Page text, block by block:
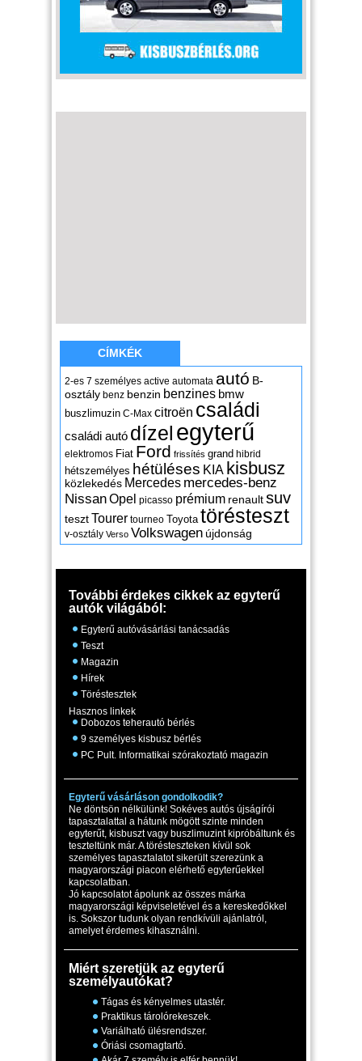
CÍMKÉK
2-es 7 személyes active automata autó B-
osztály benz benzin benzines bmw
buszlimuzin C-Max citroën családi
családi autó dízel egyterű
elektromos Fiat Ford frissítés grand hibrid
hétszemélyes hétüléses KIA kisbusz
közlekedés Mercedes mercedes-benz
NissanOpel picasso prémium renaultsuv
tesztTourer tourneo Toyota törésteszt
v-osztály Verso Volkswagen újdonság
További érdekes cikkek az egyterű
autók világából:
Egyterű autóvásárlási tanácsadás
Teszt
Magazin
Hírek
Töréstesztek
Hasznos linkek
Dobozos teherautó bérlés
9 személyes kisbusz bérlés
PC Pult. Informatikai szórakoztató magazin
Egyterű vásárláson gondolkodik?
Ne döntsön nélkülünk! Sokéves autós újságírói
tapasztalattal a hátunk mögött szinte minden
egyterűt, kisbuszt vagy buszlimuzint kipróbáltunk és
teszteltünk már. A törésteszteken kívül sok
személyes tapasztalatot sikerült szerezünk a
magyarországi piacon elérhető egyterűekkel
kapcsolatban.
Jó kapcsolatot ápolunk az összes márka
magyarországi képviseletével és a kereskedőkkel
is. Sokszor tudunk olyan rendkívüli ajánlatról,
amelyet érdemes kihasználni.
Miért szeretjük az egyterű
személyautókat?
Tágas és kényelmes utastér.
Praktikus tárolórekeszek.
Variálható ülésrendszer.
Óriási csomagtartó.